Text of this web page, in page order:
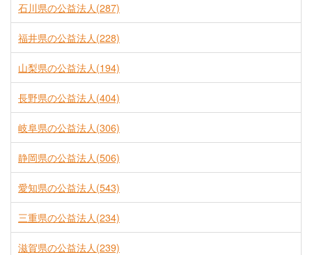
石川県の公益法人(287)
福井県の公益法人(228)
山梨県の公益法人(194)
長野県の公益法人(404)
岐阜県の公益法人(306)
静岡県の公益法人(506)
愛知県の公益法人(543)
三重県の公益法人(234)
滋賀県の公益法人(239)